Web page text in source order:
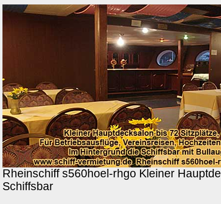
Rheinschiff s560hoel-rhgo Kleiner
Schiffsbar